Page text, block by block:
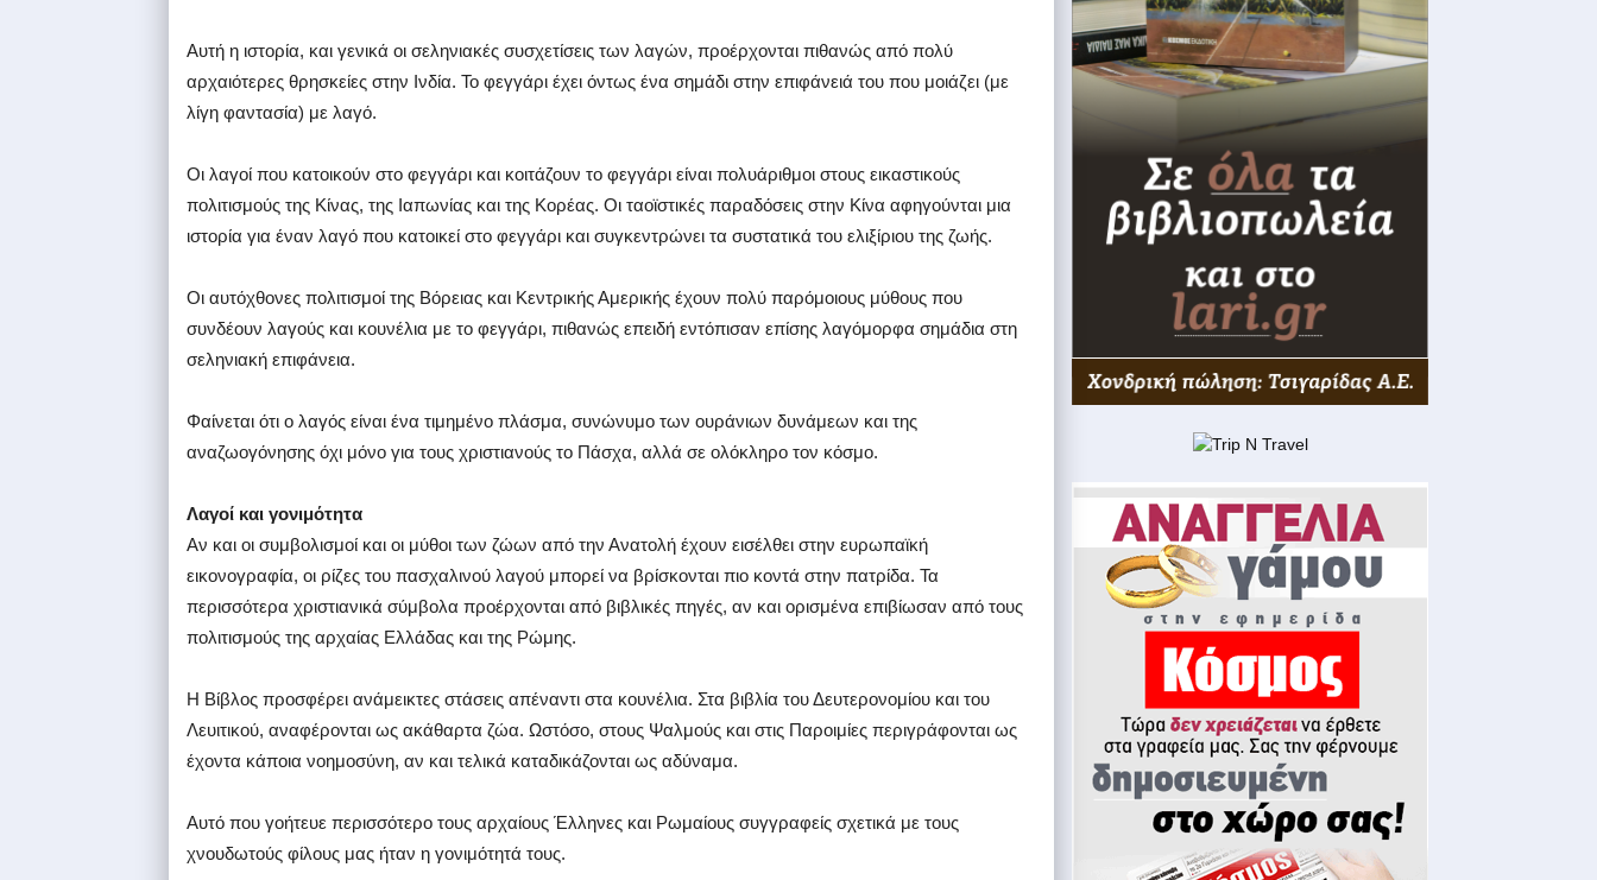
Αυτή η ιστορία, και γενικά οι σεληνιακές συσχετίσεις των λαγών, προέρχονται πιθανώς από πολύ
αρχαιότερες θρησκείες στην Ινδία. Το φεγγάρι έχει όντως ένα σημάδι στην επιφάνειά του που μοιάζει (με
λίγη φαντασία) με λαγό.
Οι λαγοί που κατοικούν στο φεγγάρι και κοιτάζουν το φεγγάρι είναι πολυάριθμοι στους εικαστικούς
πολιτισμούς της Κίνας, της Ιαπωνίας και της Κορέας. Οι ταοϊστικές παραδόσεις στην Κίνα αφηγούνται μια
ιστορία για έναν λαγό που κατοικεί στο φεγγάρι και συγκεντρώνει τα συστατικά του ελιξίριου της ζωής.
Οι αυτόχθονες πολιτισμοί της Βόρειας και Κεντρικής Αμερικής έχουν πολύ παρόμοιους μύθους που
συνδέουν λαγούς και κουνέλια με το φεγγάρι, πιθανώς επειδή εντόπισαν επίσης λαγόμορφα σημάδια στη
σεληνιακή επιφάνεια.
Φαίνεται ότι ο λαγός είναι ένα τιμημένο πλάσμα, συνώνυμο των ουράνιων δυνάμεων και της
αναζωογόνησης όχι μόνο για τους χριστιανούς το Πάσχα, αλλά σε ολόκληρο τον κόσμο.
Λαγοί και γονιμότητα
Αν και οι συμβολισμοί και οι μύθοι των ζώων από την Ανατολή έχουν εισέλθει στην ευρωπαϊκή
εικονογραφία, οι ρίζες του πασχαλινού λαγού μπορεί να βρίσκονται πιο κοντά στην πατρίδα. Τα
περισσότερα χριστιανικά σύμβολα προέρχονται από βιβλικές πηγές, αν και ορισμένα επιβίωσαν από τους
πολιτισμούς της αρχαίας Ελλάδας και της Ρώμης.
Η Βίβλος προσφέρει ανάμεικτες στάσεις απέναντι στα κουνέλια. Στα βιβλία του Δευτερονομίου και του
Λευιτικού, αναφέρονται ως ακάθαρτα ζώα. Ωστόσο, στους Ψαλμούς και στις Παροιμίες περιγράφονται ως
έχοντα κάποια νοημοσύνη, αν και τελικά καταδικάζονται ως αδύναμα.
Αυτό που γοήτευε περισσότερο τους αρχαίους Έλληνες και Ρωμαίους συγγραφείς σχετικά με τους
χνουδωτούς φίλους μας ήταν η γονιμότητά τους.